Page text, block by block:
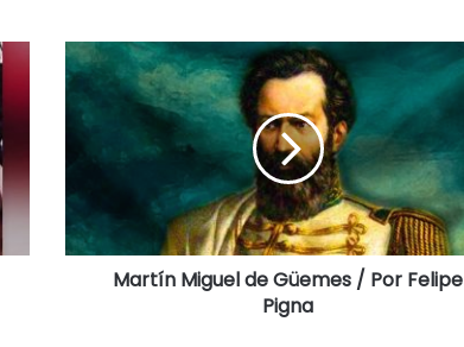
Martín Miguel de Güemes / Por Felipe
Pigna